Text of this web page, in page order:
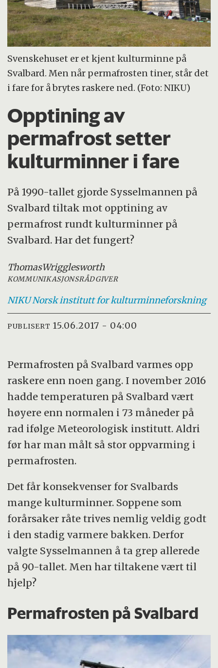
Svenskehuset er et kjent kulturminne på
Svalbard. Men når permafrosten tiner, står det
i fare for å brytes raskere ned. (Foto: NIKU)
Opptining av
permafrost setter
kulturminner i fare
På 1990-tallet gjorde Sysselmannen på
Svalbard tiltak mot opptining av
permafrost rundt kulturminner på
Svalbard. Har det fungert?
ThomasWrigglesworth
KOMMUNIKASJONSRÅDGIVER
NIKUNorsk institutt for kulturminneforskning
PUBLISERT 15.06.2017 - 04:00
Permafrosten på Svalbard varmes opp
raskere enn noen gang. I november 2016
hadde temperaturen på Svalbard vært
høyere enn normalen i 73 måneder på
rad ifølge Meteorologisk institutt. Aldri
før har man målt så stor oppvarming i
permafrosten.
Det får konsekvenser for Svalbards
mange kulturminner. Soppene som
forårsaker råte trives nemlig veldig godt
i den stadig varmere bakken. Derfor
valgte Sysselmannen å ta grep allerede
på 90-tallet. Men har tiltakene vært til
hjelp?
Permafrosten på Svalbard